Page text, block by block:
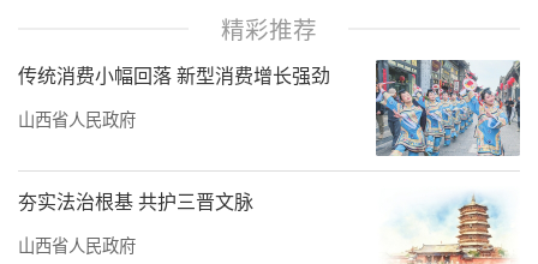
精彩推荐
传统消费小幅回落 新型消费增长强劲
山西省人民政府
夯实法治根基 共护三晋文脉
山西省人民政府